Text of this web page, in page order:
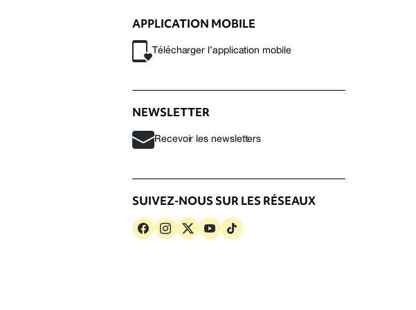
APPLICATION MOBILE
Télécharger l’application mobile
NEWSLETTER
Recevoir les newsletters
SUIVEZ-NOUS SUR LES RÉSEAUX